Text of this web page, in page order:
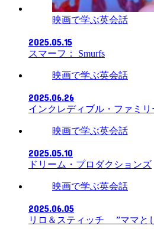
映画で学ぶ英会話
2025.05.15
スマーフ： Smurfs
映画で学ぶ英会話
2025.06.26
インクレディブル・ファミ
映画で学ぶ英会話
2025.05.10
ドリーム・プロダクションズ
映画で学ぶ英会話
2025.06.05
リロ＆スティッチ ”ママと